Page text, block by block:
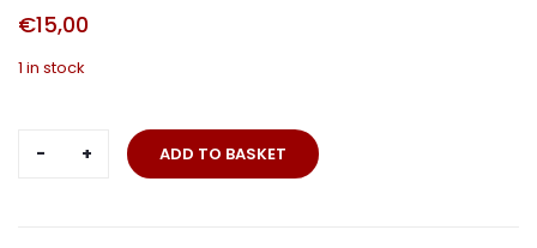
€15,00
1 in stock
Technical
emblem
ADD TO BASKET